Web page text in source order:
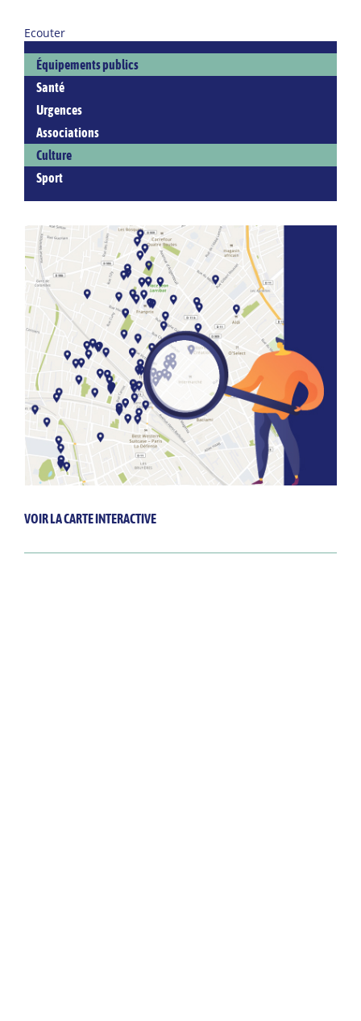
Ecouter
Équipements publics
Santé
Urgences
Associations
Culture
Sport
VOIR LA CARTE INTERACTIVE